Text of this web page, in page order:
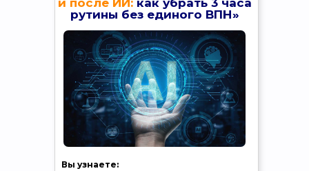
рутины без единого ВПН»
Вы узнаете:
— Как превратить бесконечные
«организуй», «сформируй» и «найди» от
шефа взадачи, которые нейросеть
делает за минуты
— Как разговаривать с ИИ так, чтобы он
понимал вас с полуслова и
выдавалрезультат с первого раза
— Как собратьсвою команду ИИ-
сотрудников(GPTs) для встреч,
регламентов, задач и аналитики
— Как внедрить ИИ в рутину ассистента,
выполнять задачи в 10 раз
быстрее
, заменяя целый отдел